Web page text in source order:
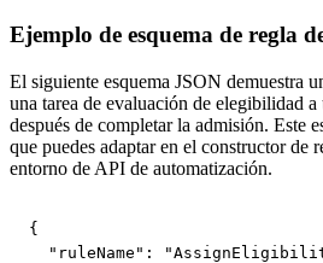
Ejemplo de esquema de regla
El siguiente esquema JSON demuestra
una tarea de evaluación de elegibilidad
después de completar la admisión. Este
que puedes adaptar en el constructor de
entorno de API de automatización.
{
"ruleName":